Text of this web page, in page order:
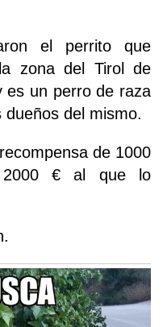
el perrito que
zona del Tirol de
es un perro de raza
del mismo.
de 1000
2000 € al que lo